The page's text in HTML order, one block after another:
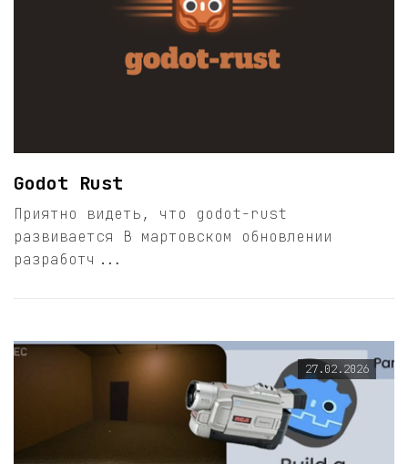
Godot Rust
Приятно видеть, что godot-rust
развивается В мартовском обновлении
разработч...
27.02.2026